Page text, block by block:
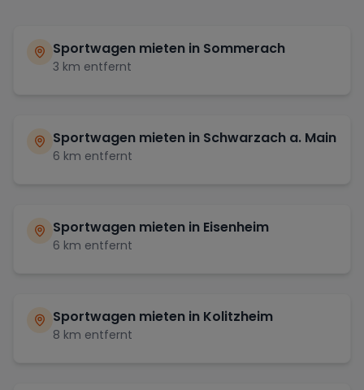
Sportwagen mieten in Sommerach
3 km entfernt
Sportwagen mieten in Schwarzach a. Main
6 km entfernt
Sportwagen mieten in Eisenheim
6 km entfernt
Sportwagen mieten in Kolitzheim
8 km entfernt